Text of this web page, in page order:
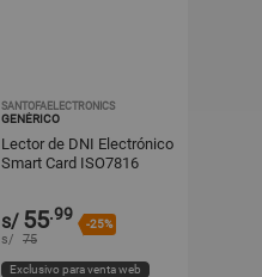
SANTOFAELECTRONICS
GENÉRICO
Lector de DNI Electrónico
Smart Card ISO7816
s/ 55.99
-25%
s/ 75
Exclusivo para venta web